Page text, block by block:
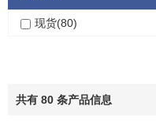
现货(80)
共有 80 条产品信息